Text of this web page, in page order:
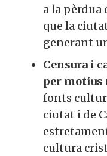
a la pèrdua
que la
generant
Censura i
per motius
fonts
ciutat i de
cultura